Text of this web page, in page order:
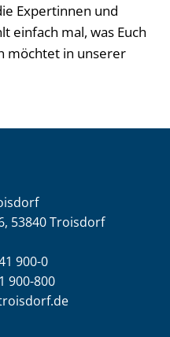
Expertinnen und
einfach mal, was Euch
möchtet in unserer
53840 Troisdorf
900-0
900-800